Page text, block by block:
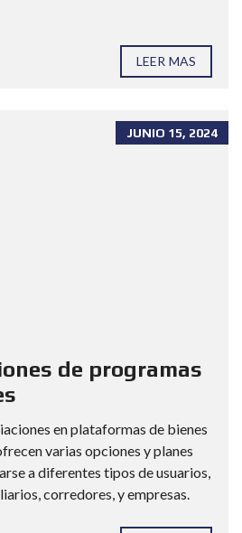
LEER MAS
JUNIO 15, 2024
de programas
en plataformas de bienes
varias opciones y planes
a diferentes tipos de usuarios,
corredores, y empresas.